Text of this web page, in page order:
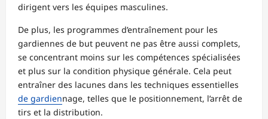
dirigent vers les équipes masculines.
De plus, les programmes d’entraînement pour les
gardiennes de but peuvent ne pas être aussi complets,
se concentrant moins sur les compétences spécialisées
et plus sur la condition physique générale. Cela peut
entraîner des lacunes dans les techniques essentielles
de gardiennage, telles que le positionnement, l’arrêt de
tirs et la distribution.